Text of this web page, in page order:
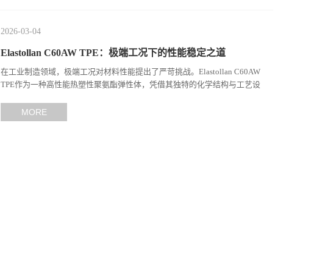
2026-03-04
Elastollan C60AW TPE：极端工况下的性能稳定之道
在工业制造领域，极端工况对材料性能提出了严苛挑战。Elastollan C60AW
TPE作为一种高性能热塑性聚氨酯弹性体，凭借其独特的化学结构与工艺设
MORE